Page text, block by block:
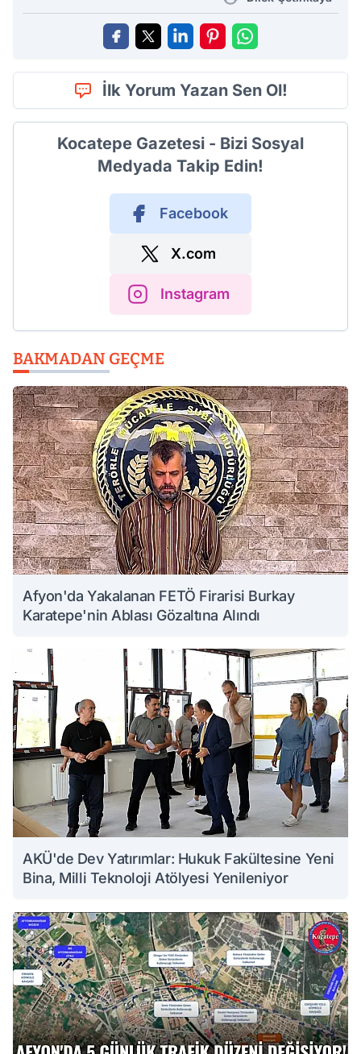
İlk Yorum Yazan Sen Ol!
Kocatepe Gazetesi - Bizi Sosyal
Medyada Takip Edin!
Facebook
X.com
Instagram
BAKMADAN GEÇME
Afyon'da Yakalanan FETÖ Firarisi Burkay
Karatepe'nin Ablası Gözaltına Alındı
AKÜ'de Dev Yatırımlar: Hukuk Fakültesine Yeni
Bina, Milli Teknoloji Atölyesi Yenileniyor